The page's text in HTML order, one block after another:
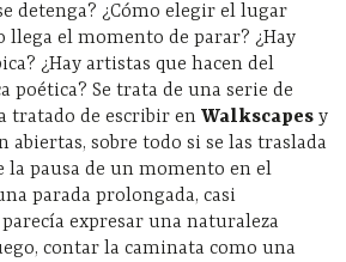
detenga? ¿Cómo elegir el lugar
llega el momento de parar? ¿Hay
¿Hay artistas que hacen del
poética? Se trata de una serie de
tratado de escribir en Walkscapes y
abiertas, sobre todo si se las traslada
la pausa de un momento en el
parada prolongada, casi
expresar una naturaleza
contar la caminata como una